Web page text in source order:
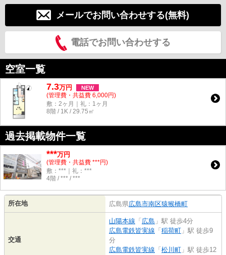
メールでお問い合わせする(無料)
電話でお問い合わせする
空室一覧
7.3万円 NEW
(管理費・共益費 6,000円)
敷：2ヶ月｜礼：1ヶ月
8階 / 1K / 29.75㎡
過去掲載物件一覧
***万円
(管理費・共益費 ***円)
敷：***｜礼：***
4階 / *** / ***
所在地 広島県広島市南区猿猴橋町
交通
山陽本線 「 広島 」駅 徒歩4分
広島電鉄皆実線 「 稲荷町 」駅 徒歩9
分
広島電鉄皆実線 「 松川町 」駅 徒歩12